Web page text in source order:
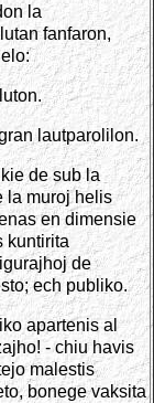
la
fanfaron,
lautparolilon.
de sub la
la muroj helis
en dimensie
kuntirita
de
ech publiko.
apartenis al
- chiu havis
malestis
bonege vaksita